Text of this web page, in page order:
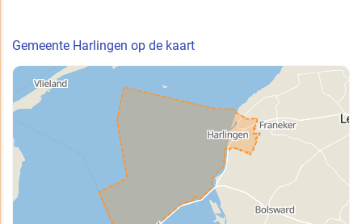
Gemeente Harlingen op de kaart